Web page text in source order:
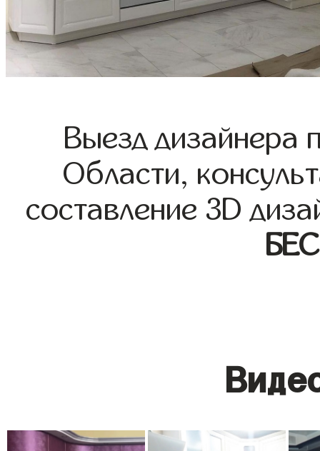
Выезд дизайнера
Области,
составление 3D